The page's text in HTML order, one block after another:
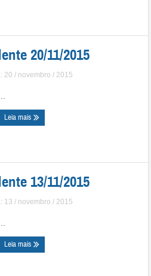
20/11/2015
20 / novembro / 2015
Leia mais
13/11/2015
13 / novembro / 2015
Leia mais